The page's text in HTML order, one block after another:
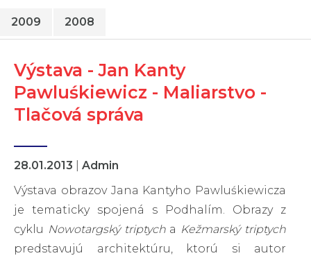
2009 2008
Výstava - Jan Kanty
Pawluśkiewicz - Maliarstvo -
Tlačová správa
28.01.2013
Admin
Výstava obrazov Jana Kantyho Pawluśkiewicza
je tematicky spojená s Podhalím. Obrazy z
cyklu Nowotargský triptycha Kežmarský triptych
predstavujú architektúru, ktorú si autor